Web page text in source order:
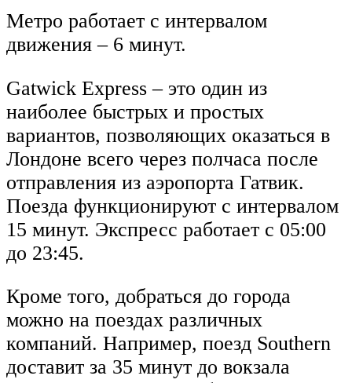
Метро работает с интервалом
движения – 6 минут.
Gatwick Express – это один из
наиболее быстрых и простых
вариантов, позволяющих оказаться в
Лондоне всего через полчаса после
отправления из аэропорта Гатвик.
Поезда функционируют с интервалом
15 минут. Экспресс работает с 05:00
до 23:45.
Кроме того, добраться до города
можно на поездах различных
компаний. Например, поезд Southern
доставит за 35 минут до вокзала